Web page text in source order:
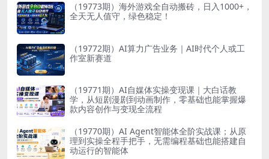
（19773期）海外游戏全自动搬砖，日入1000+，
全天无人值守，绿色稳定！
（19772期）AI算力广告业务｜AI时代个人或工
作室新赛道
（19771期）AI自媒体实操变现课｜大白话教
学，从短剧漫剧到动画制作，零基础也能掌握爆
款内容创作与变现全流程
（19770期）AI Agent智能体全阶实战课；从原
理到实操全程手把手，无需编程基础也能搭建自
动运行的智能体